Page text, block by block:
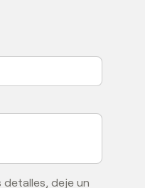
deje un